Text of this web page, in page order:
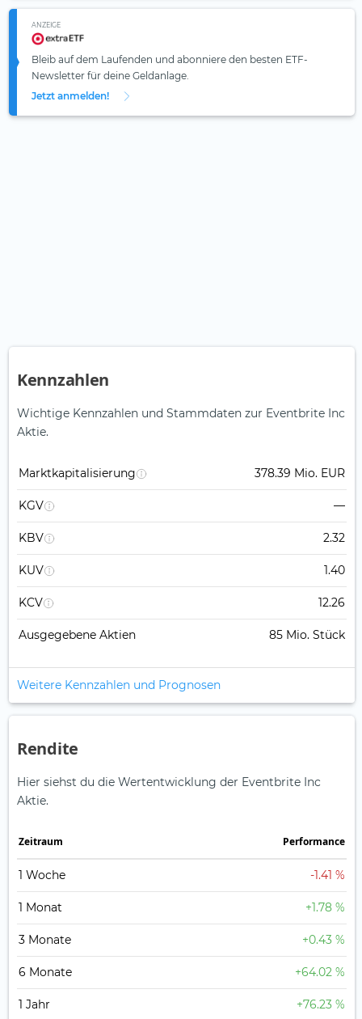
ANZEIGE
Bleib auf dem Laufenden und abonniere den besten ETF-
Newsletter für deine Geldanlage.
Jetzt anmelden!
Kennzahlen
Wichtige Kennzahlen und Stammdaten zur Eventbrite Inc
Aktie.
Marktkapitalisierung 378.39 Mio. EUR
KGV —
KBV 2.32
KUV 1.40
KCV 12.26
Ausgegebene Aktien 85 Mio. Stück
Weitere Kennzahlen und Prognosen
Rendite
Hier siehst du die Wertentwicklung der Eventbrite Inc
Aktie.
Zeitraum Perfor­mance
1 Woche -1.41 %
1 Monat +1.78 %
3 Monate +0.43 %
6 Monate +64.02 %
1 Jahr +76.23 %